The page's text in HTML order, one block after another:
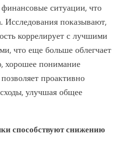
ситуации, что
Исследования показывают,
коррелирует с лучшими
что еще больше облегчает
хорошее понимание
проактивно
улучшая общее
способствуют снижению